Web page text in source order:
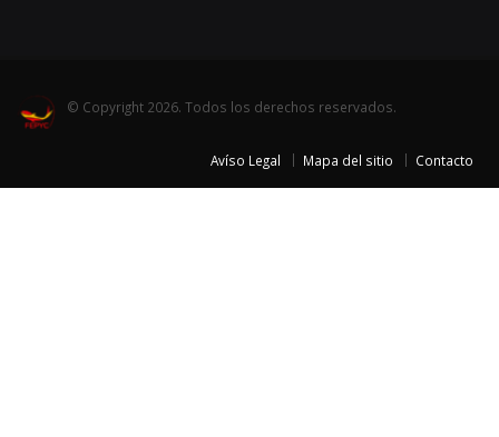
© Copyright 2026. Todos los derechos reservados.
Avíso Legal Mapa del sitio Contacto